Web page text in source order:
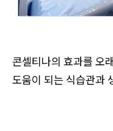
콘셀티나의 효과를 오
도움이 되는 식습관과